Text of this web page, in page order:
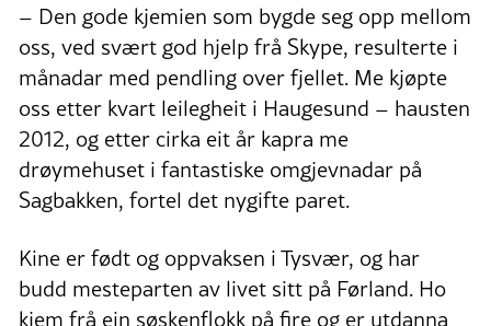
– Den gode kjemien som bygde seg opp mellom
oss, ved svært god hjelp frå Skype, resulterte i
månadar med pendling over fjellet. Me kjøpte
oss etter kvart leilegheit i Haugesund – hausten
2012, og etter cirka eit år kapra me
drøymehuset i fantastiske omgjevnadar på
Sagbakken, fortel det nygifte paret.
Kine er født og oppvaksen i Tysvær, og har
budd mesteparten av livet sitt på Førland. Ho
kjem frå ein søskenflokk på fire og er utdanna